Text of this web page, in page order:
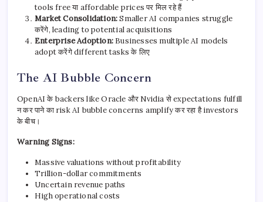
tools free या affordable prices पर मिल रहे हैं
Market Consolidation:Smaller AI companies struggle
करेंगे, leading to potential acquisitions
Enterprise Adoption: Businesses multiple AI models
adopt करेंगे different tasks के लिए
The AI Bubble Concern
OpenAI के backers like Oracle और Nvidia से expectations fulfill
न कर पाने का risk AI bubble concerns amplify कर रहा है investors
के बीच।
Warning Signs:
Massive valuations without profitability
Trillion-dollar commitments
Uncertain revenue paths
High operational costs